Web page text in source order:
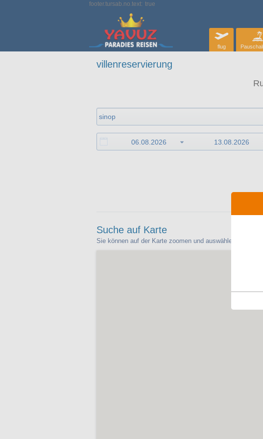
footer.tursab.no.text: true
flug
villenreservierung
Suche auf Karte
Sie können auf der Karte zoomen und auswählen, um